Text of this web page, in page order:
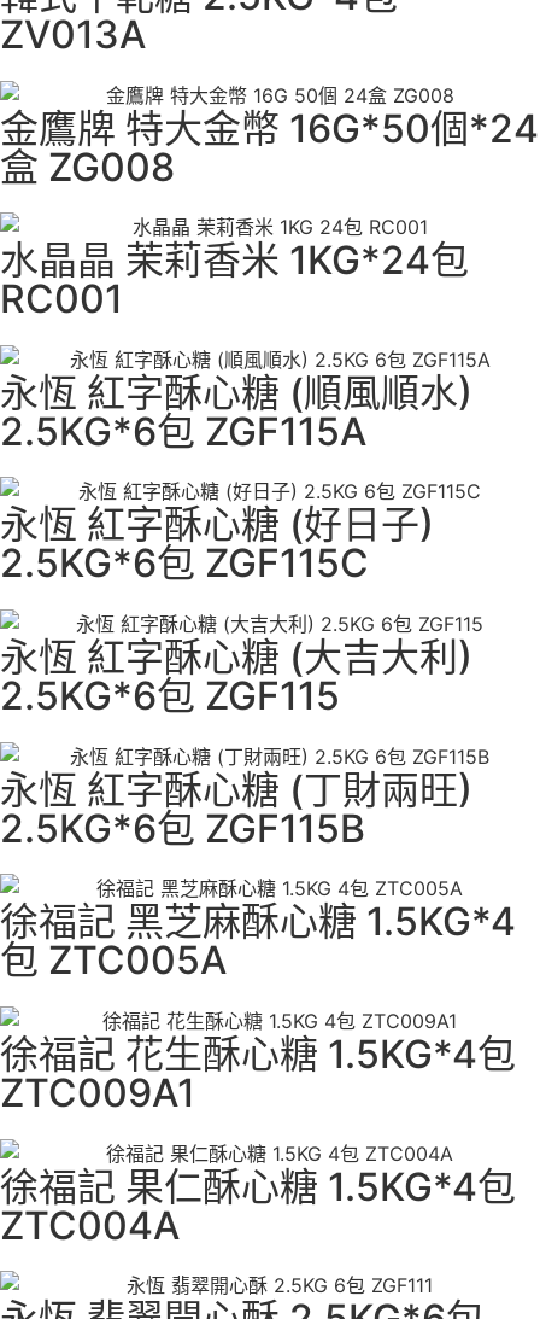
ZV013A
金鷹牌 特大金幣 16G*50個*24
盒 ZG008
水晶晶 茉莉香米 1KG*24包
RC001
永恆 紅字酥心糖 (順風順水)
2.5KG*6包 ZGF115A
永恆 紅字酥心糖 (好日子)
2.5KG*6包 ZGF115C
永恆 紅字酥心糖 (大吉大利)
2.5KG*6包 ZGF115
永恆 紅字酥心糖 (丁財兩旺)
2.5KG*6包 ZGF115B
徐福記 黑芝麻酥心糖 1.5KG*4
包 ZTC005A
徐福記 花生酥心糖 1.5KG*4包
ZTC009A1
徐福記 果仁酥心糖 1.5KG*4包
ZTC004A